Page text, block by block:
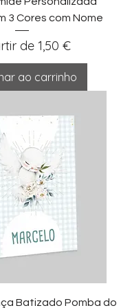
3 Cores com Nome
de 1,50 €
promocional
ao carrinho
Batizado Pomba do